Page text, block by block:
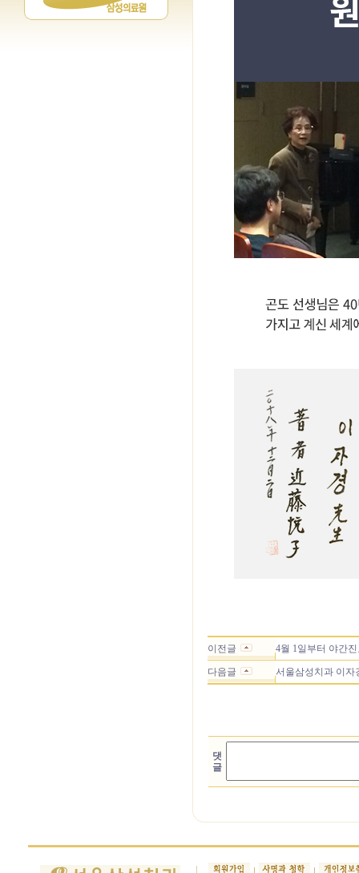
이전글 4월 1일부터 야간
다음글 서울삼성치과 이
댓
글